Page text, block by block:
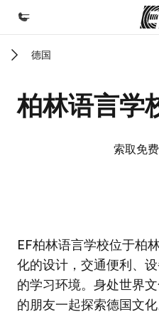
欢迎来到英孚教育
课程
企业文化
职业发展
加入我们
德国
柏林语言学
索取免
EF柏林语言学校位于柏
化的设计，交通便利、
的学习环境。身处世界
的朋友一起探索德国文